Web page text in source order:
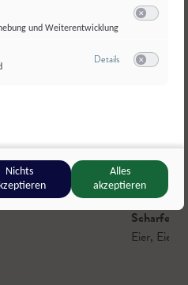
Eier, Eier
und Weiterentwicklung
Detailszu Meta Pixel
Nichts
Alles
akzeptieren